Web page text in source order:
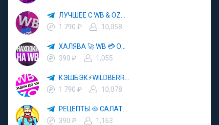
1 790 ₽
10,058
390 ₽
1,055
1 790 ₽
10,078
390 ₽
1,163